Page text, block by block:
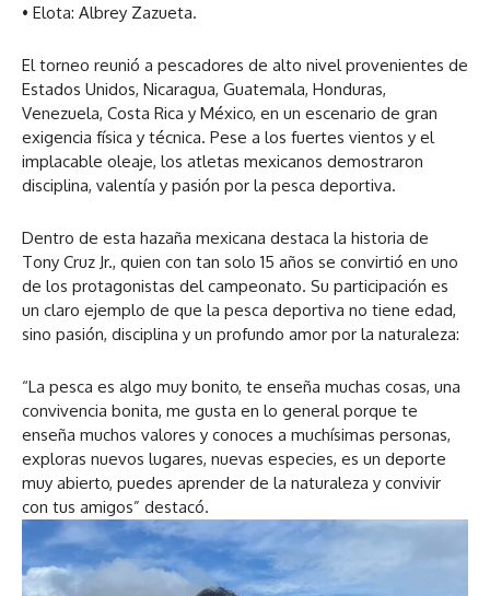
• Elota: Albrey Zazueta.
El torneo reunió a pescadores de alto nivel provenientes de
Estados Unidos, Nicaragua, Guatemala, Honduras,
Venezuela, Costa Rica y México, en un escenario de gran
exigencia física y técnica. Pese a los fuertes vientos y el
implacable oleaje, los atletas mexicanos demostraron
disciplina, valentía y pasión por la pesca deportiva.
Dentro de esta hazaña mexicana destaca la historia de
Tony Cruz Jr., quien con tan solo 15 años se convirtió en uno
de los protagonistas del campeonato. Su participación es
un claro ejemplo de que la pesca deportiva no tiene edad,
sino pasión, disciplina y un profundo amor por la naturaleza:
“La pesca es algo muy bonito, te enseña muchas cosas, una
convivencia bonita, me gusta en lo general porque te
enseña muchos valores y conoces a muchísimas personas,
exploras nuevos lugares, nuevas especies, es un deporte
muy abierto, puedes aprender de la naturaleza y convivir
con tus amigos” destacó.